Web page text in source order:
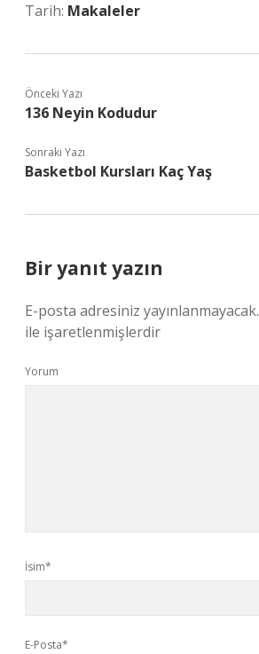
Tarih: Makaleler
Önceki Yazı
136 Neyin Kodudur
Sonraki Yazı
Basketbol Kursları Kaç Yaş
Bir yanıt yazın
E-posta adresiniz yayınlanmayacak.
ile işaretlenmişlerdir
Yorum
İsim*
E-Posta*